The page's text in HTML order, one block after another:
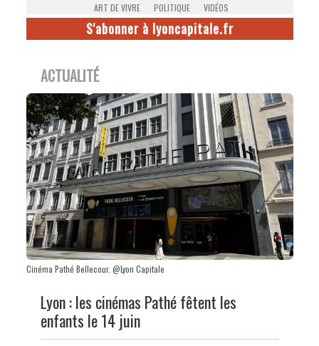
ART DE VIVRE
POLITIQUE VIDÉOS
S'abonner à lyoncapitale.fr
ACTUALITÉ
Cinéma Pathé Bellecour. @Lyon Capitale
Lyon : les cinémas Pathé fêtent les
enfants le 14 juin